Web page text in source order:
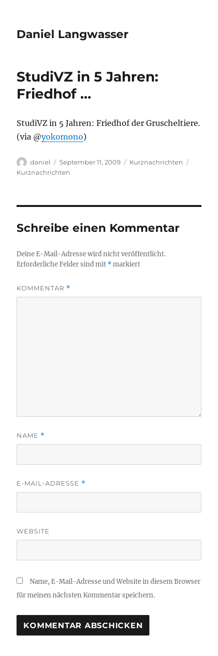
Daniel Langwasser
StudiVZ in 5 Jahren:
Friedhof …
StudiVZ in 5 Jahren: Friedhof der Gruscheltiere.
(via @yokomono)
Autor
daniel
Veröffentlicht
am
September 11, 2009 Kategorien
Kurznachrichten
Kurznachrichten
Schreibe einen Kommentar
Deine E-Mail-Adresse wird nicht veröffentlicht.
Erforderliche Felder sind mit *markiert
KOMMENTAR *
NAME *
E-MAIL-ADRESSE *
WEBSITE
Name, E-Mail-Adresse und Website in diesem Browser
für meinen nächsten Kommentar speichern.